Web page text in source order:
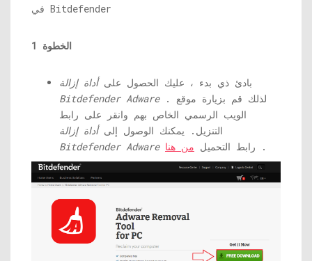
في Bitdefender
الخطوة 1
بادئ ذي بدء ، عليك الحصول علىأداة إزالة
Bitdefender Adware. لذلك قم بزيارة موقع
الويب الرسمي الخاص بهم وانقر على رابط
التنزيل. يمكنك الوصول إلىأداة إزالة
Bitdefender Adware
رابط التحميل من هنا .